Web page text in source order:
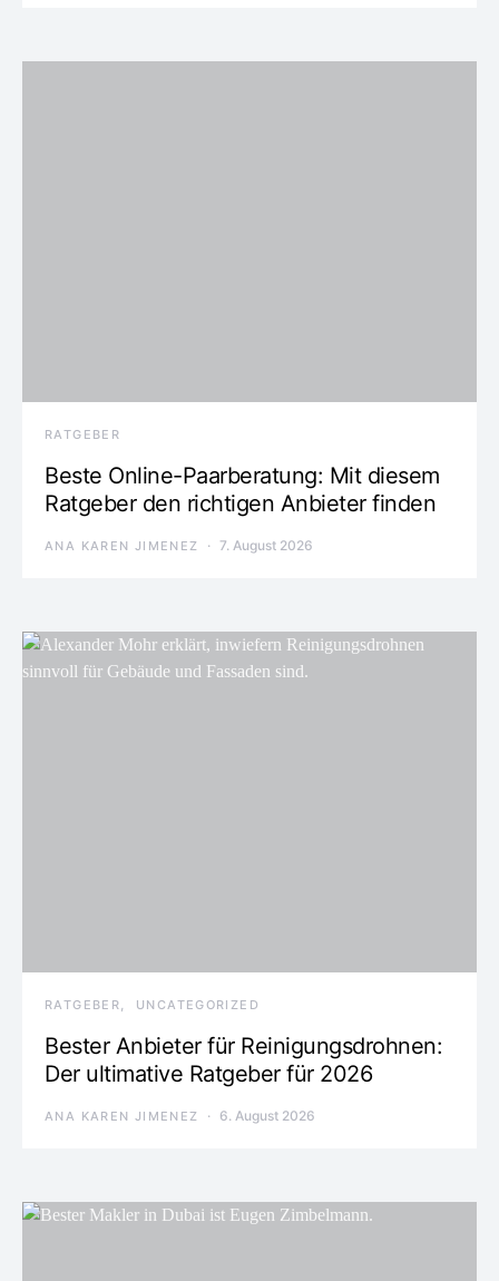
RATGEBER
Beste Online-Paarberatung: Mit diesem
Ratgeber den richtigen Anbieter finden
ANA KAREN JIMENEZ 7. August 2026
RATGEBER UNCATEGORIZED
Bester Anbieter für Reinigungsdrohnen:
Der ultimative Ratgeber für 2026
ANA KAREN JIMENEZ 6. August 2026